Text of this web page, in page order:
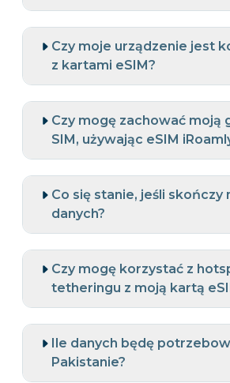
Czy moje urządzenie jest
z kartami eSIM?
Czy mogę zachować moją
SIM, używając eSIM
Co się stanie, jeśli skończy
danych?
Czy mogę korzystać z
tetheringu z moją kartą
Ile danych będę
Pakistanie?